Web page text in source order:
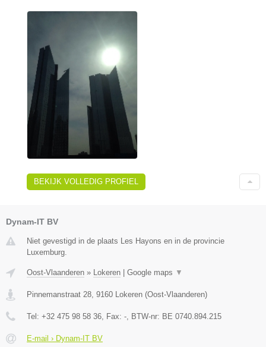
BEKIJK VOLLEDIG PROFIEL
Dynam-IT BV
Niet gevestigd in de plaats Les Hayons en in de provincie
Luxemburg.
Oost-Vlaanderen » Lokeren | Google maps ▼
Pinnemanstraat 28 9160 Lokeren (Oost-Vlaanderen)
Tel: +32 475 98 58 36 , Fax: - , BTW-nr: BE 0740.894.215
E-mail › Dynam-IT BV